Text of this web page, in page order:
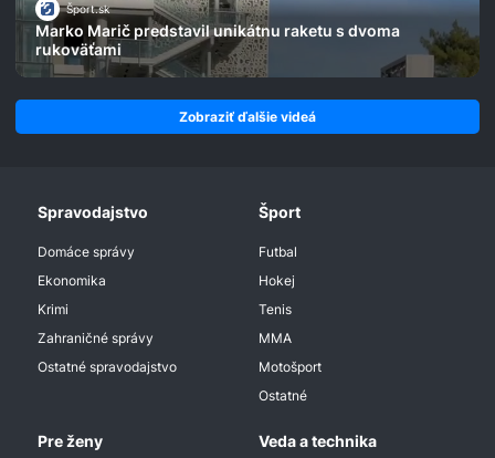
Šport.sk
Marko Marič predstavil unikátnu raketu s dvoma
rukoväťami
Zobraziť ďalšie videá
Spravodajstvo
Domáce správy
Ekonomika
Krimi
Zahraničné správy
Ostatné spravodajstvo
Šport
Futbal
Hokej
Tenis
MMA
Motošport
Ostatné
Pre ženy Veda a technika